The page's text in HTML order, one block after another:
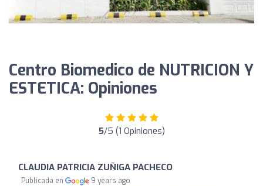
Centro Biomedico de NUTRICION Y
ESTETICA: Opiniones
5/5 (1 Opiniones)
CLAUDIA PATRICIA ZUÑIGA PACHECO
Publicada en 9 years ago